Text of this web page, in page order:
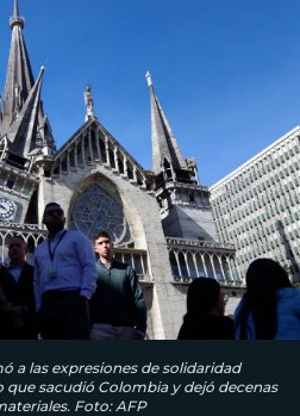
a las expresiones de solidaridad
sacudió Colombia y dejó decenas
Foto: AFP